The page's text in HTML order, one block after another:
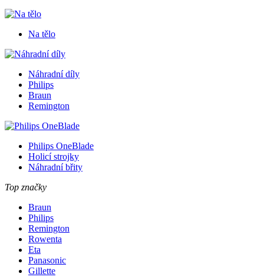
Na tělo
Náhradní díly
Philips
Braun
Remington
Philips OneBlade
Holicí strojky
Náhradní břity
Top značky
Braun
Philips
Remington
Rowenta
Eta
Panasonic
Gillette